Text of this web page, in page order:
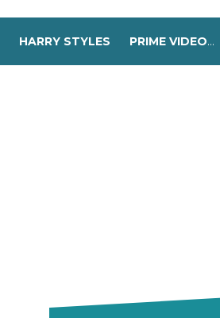
HARRY STYLES PRIME VIDEO